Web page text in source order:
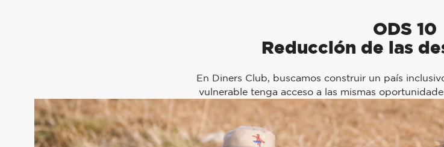
ODS 10
Reducción de las
En Diners Club, buscamos construir un país
vulnerable tenga acceso a las mismas